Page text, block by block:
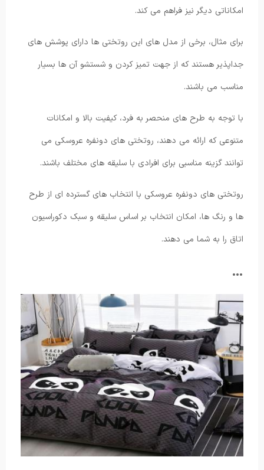
امکاناتی دیگر نیز فراهم می کند.
برای مثال، برخی از مدل های این روتختی ها دارای پوشش های
جداپذیر هستند که از جهت تمیز کردن و شستشو آن ها بسیار
مناسب می باشند.
با توجه به طرح های منحصر به فرد، کیفیت بالا و امکانات
متنوعی که ارائه می دهند، روتختی های دونفره عروسکی می
توانند گزینه مناسبی برای افرادی با سلیقه های مختلف باشند.
روتختی های دونفره عروسکی با انتخاب های گسترده ای از طرح
ها و رنگ ها، امکان انتخاب بر اساس سلیقه و سبک دکوراسیون
اتاق را به شما می دهند.
…